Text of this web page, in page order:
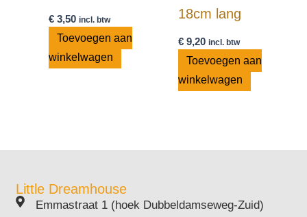
€ 3,50 incl. btw
Toevoegen aan
winkelwagen
18cm lang
€9,20 incl. btw
Toevoegen aan
winkelwagen
Little Dreamhouse
Emmastraat 1 (hoek Dubbeldamseweg-Zuid)